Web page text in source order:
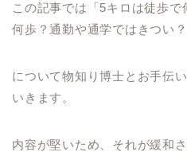
この記事では「5キロは徒歩
何歩？通勤や通学ではきつい？
について物知り博士とお手伝
いきます。
内容が堅いため、それが緩和